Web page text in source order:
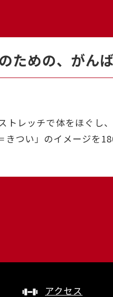
ための、がん
トレッチで体をほぐし
きつい」のイメージを
アクセス